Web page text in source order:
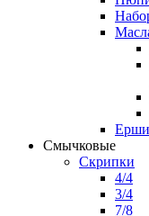
Смычковые
Скрипки
4/4
3/4
7/8